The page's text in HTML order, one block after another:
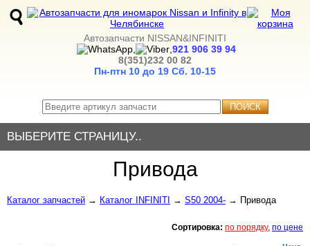
Автозапчасти NISSAN&INFINITI
921 906 39 94
8(351)232 00 82
Пн-птн 10 до 19 Сб. 10-15
ПОИСК
ВЫБЕРИТЕ СТРАНИЦУ..
Привода
Каталог запчастей → Каталог INFINITI → S50 2004- → Привода
Сортировка: по порядку, по цене